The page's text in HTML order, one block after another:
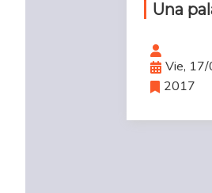
Una
Vie,
2017